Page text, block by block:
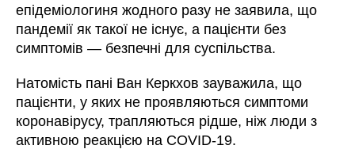
епідеміологиня жодного разу не заявила, що
пандемії як такої не існує, а пацієнти без
симптомів— безпечні для суспільства.
Натомість пані Ван Керкхов зауважила, що
пацієнти, у яких не проявляються симптоми
коронавірусу, трапляються рідше, ніж люди з
активною реакцією на COVID-19.